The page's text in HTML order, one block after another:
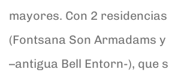
mayores. Con 2
(Fontsana Son Armadams
–antigua Bell Entorn-), que